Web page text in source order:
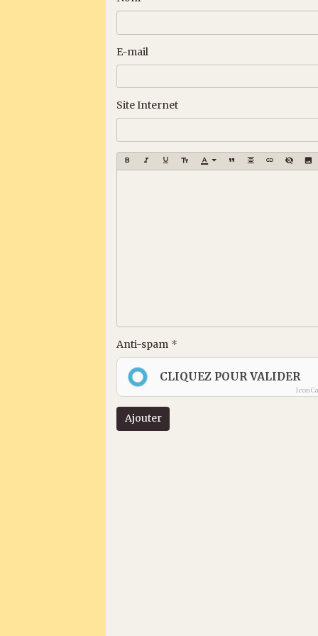
E-mail
Site Internet
Anti-spam
CLIQUEZ POUR VALIDER
Ajouter